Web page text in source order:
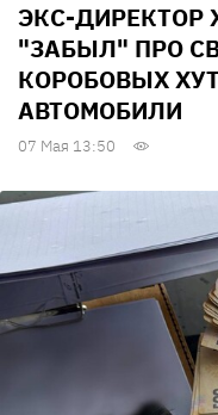
ЭКС-ДИРЕКТОР
"ЗАБЫЛ" ПРО
КОРОБОВЫХ
АВТОМОБИЛИ
07 Мая 13:50